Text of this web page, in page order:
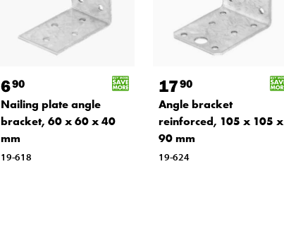
690
Nailing plate angle
bracket, 60 x 60 x 40
mm
19-618
1790
Angle bracket
reinforced, 105 x 105 x
90 mm
19-624